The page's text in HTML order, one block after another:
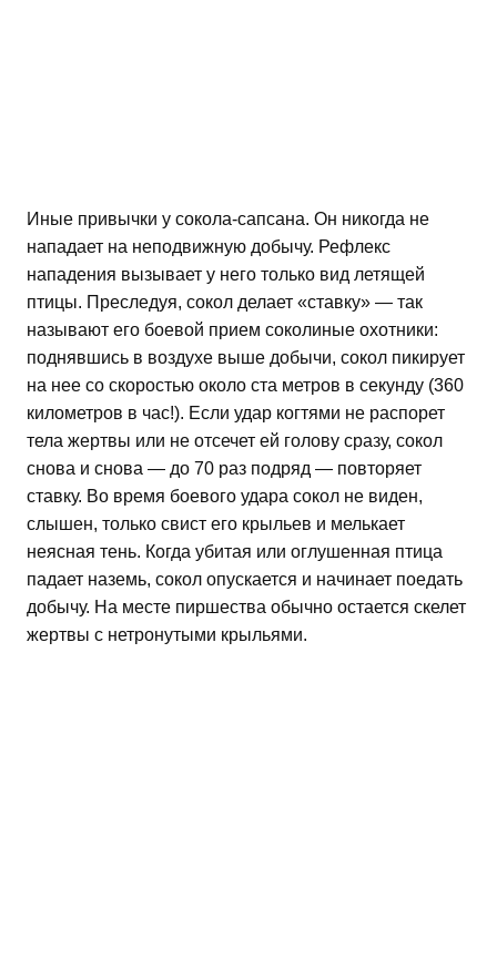
Иные привычки у сокола-сапсана. Он никогда не
нападает на неподвижную добычу. Рефлекс
нападения вызывает у него только вид летящей
птицы. Преследуя, сокол делает «ставку» — так
называют его боевой прием соколиные охотники:
поднявшись в воздухе выше добычи, сокол пикирует
на нее со скоростью около ста метров в секунду (360
километров в час!). Если удар когтями не распорет
тела жертвы или не отсечет ей голову сразу, сокол
снова и снова — до 70 раз подряд — повторяет
ставку. Во время боевого удара сокол не виден,
слышен, только свист его крыльев и мелькает
неясная тень. Когда убитая или оглушенная птица
падает наземь, сокол опускается и начинает поедать
добычу. На месте пиршества обычно остается скелет
жертвы с нетронутыми крыльями.